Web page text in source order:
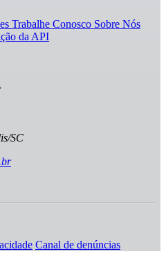
Trabalhe Conosco Sobre Nós
da API
SC
Canal de denúncias